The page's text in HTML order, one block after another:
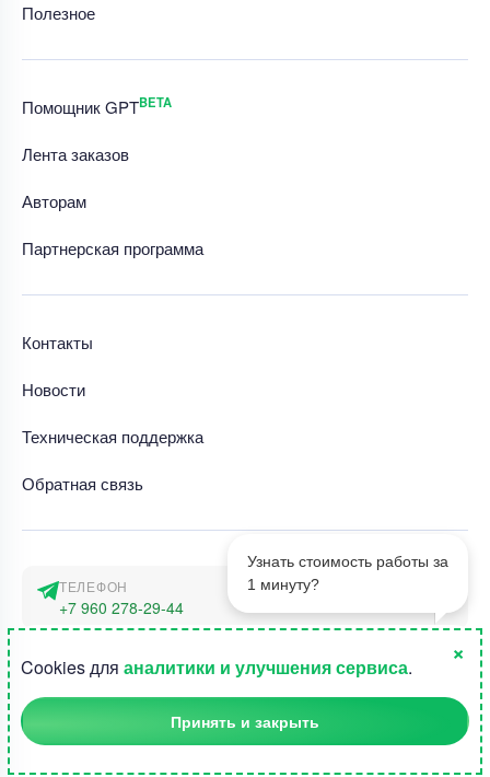
1
Узнать стоимость работы за
1 минуту?
Полезное
Помощник GPTBETA
Лента заказов
Авторам
Партнерская программа
Контакты
Новости
Техническая поддержка
Обратная связь
ТЕЛЕФОН
+7 960 278-29-44
г. Москва, наб. Тараса Шевченко 23а
©2015-2026, Студландия -
Cookies для аналитики и улучшения сервиса.
×
Принять и закрыть